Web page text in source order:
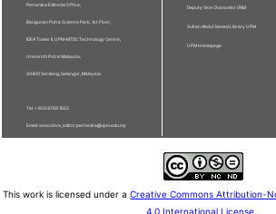
Pertanika Editorial Office,
Bangunan Putra Science Park, 1st Floor,
IDEA Tower II, UPM-MTDC Technology Centre,
Universiti Putra Malaysia,
43400 Serdang, Selangor, Malaysia.
Tel: + 603 9769 1622
Email: executive_editor.pertanika@upm.edu.my
Deputy Vice Chancellor (R&I)
Sultan Abdul Samad Library UPM
UPM Homepage
This work is licensed under aCreative Commons Attribution-
4.0 International License .